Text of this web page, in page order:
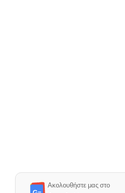
Ακολουθήστε μας στο